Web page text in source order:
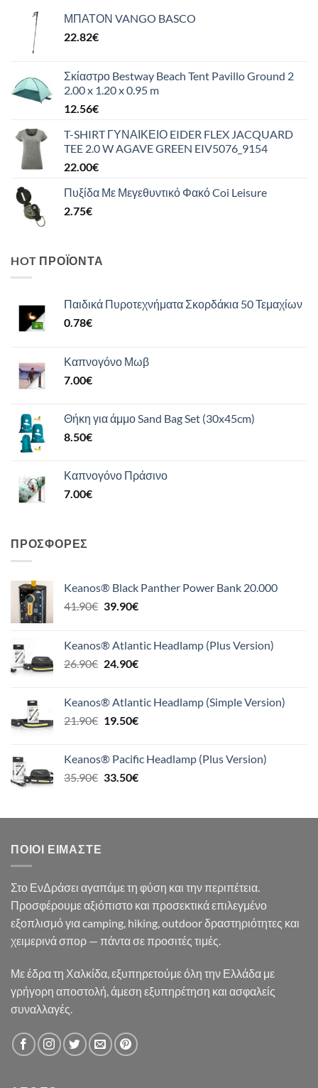
ΜΠΑΤΟΝ VANGO BASCO
22.82€
Σκίαστρο Bestway Beach Tent Pavillo Ground 2
2.00 x 1.20 x 0.95 m
12.56€
T-SHIRT ΓΥΝΑΙΚΕΙΟ EIDER FLEX JACQUARD
TEE 2.0 W AGAVE GREEN EIV5076_9154
22.00€
Πυξίδα Με Μεγεθυντικό Φακό Coi Leisure
2.75€
HOT ΠΡΟΪΌΝΤΑ
Παιδικά Πυροτεχνήματα Σκορδάκια 50 Τεμαχίων
0.78€
Καπνογόνο Μωβ
7.00€
Θήκη για άμμο Sand Bag Set (30x45cm)
8.50€
Καπνογόνο Πράσινο
7.00€
ΠΡΟΣΦΟΡΈΣ
Keanos® Black Panther Power Bank 20.000
41.90€ Original
41.90€.
39.90€Η
είναι:
39.90€.
Keanos® Atlantic Headlamp (Plus Version)
26.90€ Original
26.90€.
24.90€Η
είναι:
24.90€.
Keanos® Atlantic Headlamp (Simple Version)
21.90€ Original
21.90€.
19.50€Η
είναι:
19.50€.
Keanos® Pacific Headlamp (Plus Version)
35.90€ Original
35.90€.
33.50€Η
είναι:
ΠΟΙΟΙ ΕΊΜΑΣΤΕ
Στο ΕνΔράσει αγαπάμε τη φύση και την περιπέτεια.
Προσφέρουμε αξιόπιστο και προσεκτικά επιλεγμένο
εξοπλισμό για camping, hiking, outdoor δραστηριότητες και
χειμερινά σπορ — πάντα σε προσιτές τιμές.
Με έδρα τη Χαλκίδα, εξυπηρετούμε όλη την Ελλάδα με
γρήγορη αποστολή, άμεση εξυπηρέτηση και ασφαλείς
συναλλαγές.